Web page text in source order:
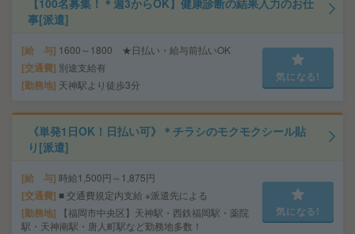
【100名募集！＊週3からOK】健康診断の結果入力のお仕
事[派遣]
給 与 1600～1800 ★日払い・給与前払いOK
交通費 別途支給有
勤務地 天神駅より徒歩3分
気になる!
《単発1日OK！日払い可》＊チラシのモクモクシール貼
り[派遣]
給 与 時給1,500円～1,875円
交通費 ■ 交通費規定内支給 ※派遣先による
勤務地
【福岡市中央区】天神駅・西鉄福岡駅・薬院
駅・天神南駅・唐人町駅など勤務地多数！
気になる!